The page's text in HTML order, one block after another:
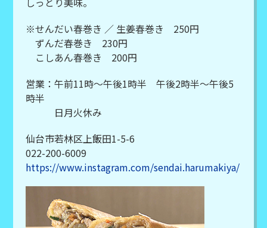
※せんだい春巻き ／ 生姜春巻き 250円
ずんだ春巻き 230円
こしあん春巻き 200円
営業：午前11時～午後1時半 午後2時半～午後5
時半
日月火休み
仙台市若林区上飯田1-5-6
022-200-6009
https://www.instagram.com/sendai.harumakiya/